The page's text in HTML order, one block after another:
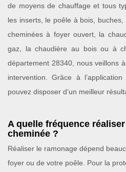
de moyens de chauffage et tous
les inserts, le poêle à bois,
cheminées à foyer ouvert, la
gaz, la chaudière au bois ou à
département 28340, nous veillons
intervention. Grâce à
pouvez disposer d’un meilleur
A quelle fréquence
cheminée ?
Réaliser le ramonage dépend
foyer ou de votre poêle. Pour la